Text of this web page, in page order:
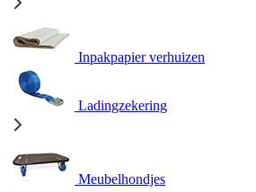
Inpakpapier verhuizen
Ladingzekering
Meubelhondjes